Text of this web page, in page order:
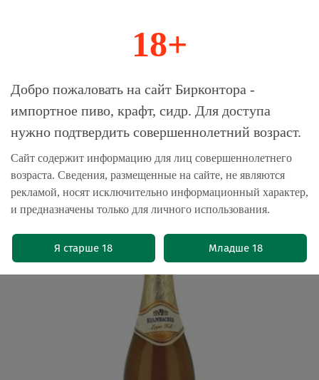
Магазин-Склад импортного пива, крафта и
Главная Пиво импортное
Пиво Кульмбахер Лагер Хелл /
Kulmbacher Lager Hell 0.5 - стекло
18+
Добро пожаловать на сайт Бирконтора -
импортное пиво, крафт, сидр. Для доступа
нужно подтвердить совершеннолетний возраст.
Сайт содержит информацию для лиц совершеннолетнего
возраста. Сведения, размещенные на сайте, не являются
рекламой, носят исключительно информационный характер,
и предназначены только для личного использования.
Я старше 18 Младше 18